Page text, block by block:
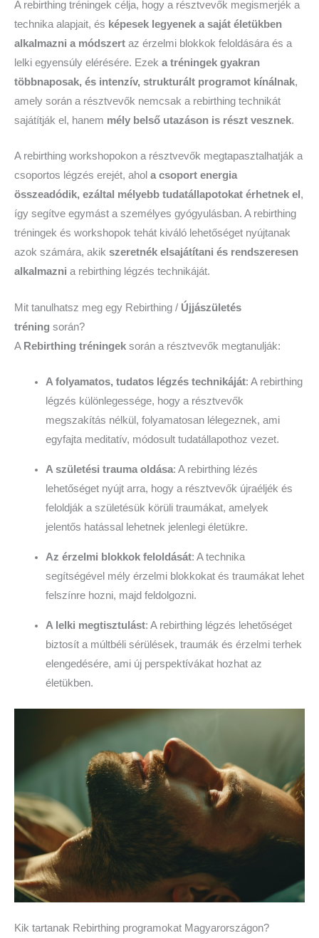
A rebirthing tréningek célja, hogy a résztvevők megismerjék a
technika alapjait, és képesek legyenek a saját életükben
alkalmazni a módszert az érzelmi blokkok feloldására és a
lelki egyensúly elérésére. Ezek a tréningek gyakran
többnaposak, és intenzív, strukturált programot kínálnak,
amely során a résztvevők nemcsak a rebirthing technikát
sajátítják el, hanem mély belső utazáson is részt vesznek.
A rebirthing workshopokon a résztvevők megtapasztalhatják a
csoportos légzés erejét, ahol a csoport energia
összeadódik, ezáltal mélyebb tudatállapotokat érhetnek el ,
így segítve egymást a személyes gyógyulásban. A rebirthing
tréningek és workshopok tehát kiváló lehetőséget nyújtanak
azok számára, akik szeretnék elsajátítani és rendszeresen
alkalmazni a rebirthing légzés technikáját.
Mit tanulhatsz meg egy Rebirthing / Újjászületés
tréning során?
A Rebirthing tréningek során a résztvevők megtanulják:
A folyamatos, tudatos légzés technikáját: A rebirthing
légzés különlegessége, hogy a résztvevők
megszakítás nélkül, folyamatosan lélegeznek, ami
egyfajta meditatív, módosult tudatállapothoz vezet.
A születési trauma oldása: A rebirthing lézés
lehetőséget nyújt arra, hogy a résztvevők újraéljék és
feloldják a születésük körüli traumákat, amelyek
jelentős hatással lehetnek jelenlegi életükre.
Az érzelmi blokkok feloldását: A technika
segítségével mély érzelmi blokkokat és traumákat lehet
felszínre hozni, majd feldolgozni.
A lelki megtisztulást: A rebirthing légzés lehetőséget
biztosít a múltbéli sérülések, traumák és érzelmi terhek
elengedésére, ami új perspektívákat hozhat az
életükben.
Kik tartanak Rebirthing programokat Magyarországon?